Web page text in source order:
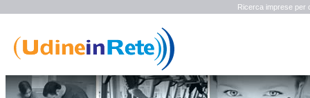
Ricerca imprese per